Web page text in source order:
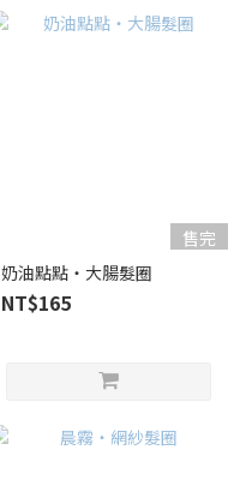
售完
奶油點點・大腸髮圈
NT$165